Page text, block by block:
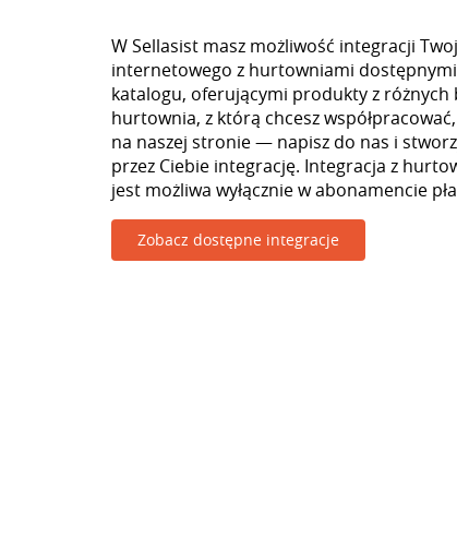
W Sellasist masz możliwość integracji
internetowego z hurtowniami
katalogu, oferującymi produkty z różnych
hurtownia, z którą chcesz
na naszej stronie — napisz do nas i
przez Ciebie integrację. Integracja z
jest możliwa wyłącznie w abonamencie
Zobacz dostępne integracje